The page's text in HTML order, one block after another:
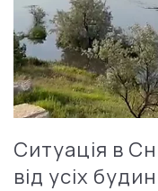
Ситуація в
від усіх